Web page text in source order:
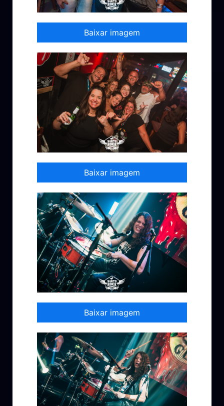
Baixar imagem
Baixar imagem
Baixar imagem